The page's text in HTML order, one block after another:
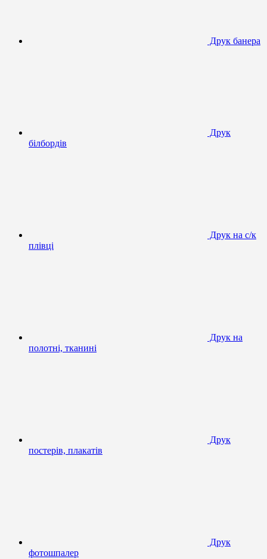
Друк банера
Друк
білбордів
Друк на с/к
плівці
Друк на
полотні, тканині
Друк
постерів, плакатів
Друк
фотошпалер